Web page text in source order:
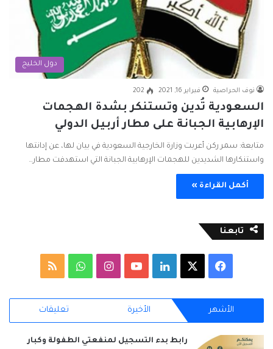
دول الخليج
نوف الحراصية فبراير 16, 2021 202
السعودية تُدين وتستنكر بشدة الهجمات
الإرهابية الجبانة على مطار أربيل الدولي
متابعة: سمر ركن أعربت وزارة الخارجية السعودية في بيان لها، عن إدانتها
واستنكارها الشديدين للهجمات الإرهابية الجبانة التي استهدفت مطار…
أكمل القراءة »
تابعنا
س
ب ك
o
u ت س
خ
ص
الأشهر الأخيرة تعليقات
رابط بدء التسجيل لمنفعتي الطفولة وكبار